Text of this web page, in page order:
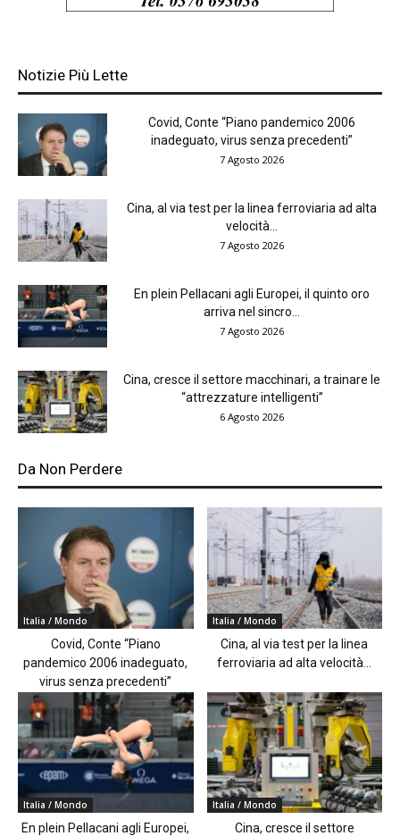
Notizie Più Lette
Covid, Conte “Piano pandemico 2006
inadeguato, virus senza precedenti”
7 Agosto 2026
Cina, al via test per la linea ferroviaria ad alta
velocità...
7 Agosto 2026
En plein Pellacani agli Europei, il quinto oro
arriva nel sincro...
7 Agosto 2026
Cina, cresce il settore macchinari, a trainare le
“attrezzature intelligenti”
6 Agosto 2026
Da Non Perdere
Italia / Mondo
Covid, Conte “Piano
pandemico 2006 inadeguato,
virus senza precedenti”
Italia / Mondo
Cina, al via test per la linea
ferroviaria ad alta velocità...
Italia / Mondo
En plein Pellacani agli Europei,
Italia / Mondo
Cina, cresce il settore